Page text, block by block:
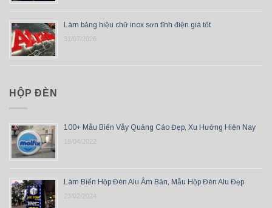
Làm bảng hiệu chữ inox sơn tĩnh điện giá tốt
31/07/2026
HỘP ĐÈN
100+ Mẫu Biển Vẫy Quảng Cáo Đẹp, Xu Hướng Hiện Nay
18/04/2022
Làm Biển Hộp Đèn Alu Âm Bản, Mẫu Hộp Đèn Alu Đẹp
23/02/2024